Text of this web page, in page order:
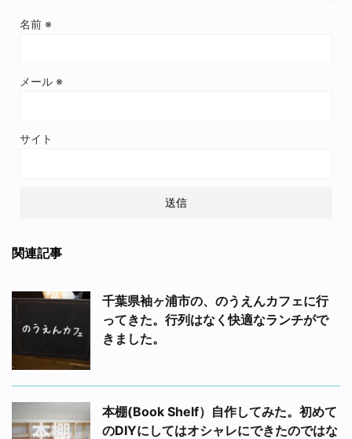
名前 ※
メール ※
サイト
関連記事
千葉県袖ヶ浦市の、のうえんカフェに行
ってきた。行列はなく快適なランチがで
きました。
本棚(Book Shelf）自作してみた。初めて
のDIYにしてはオシャレにできたのではな